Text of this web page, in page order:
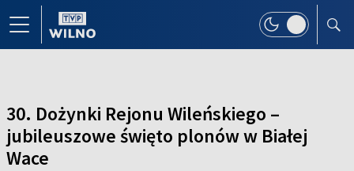
30. Dożynki Rejonu Wileńskiego –
jubileuszowe święto plonów w Białej
Wace